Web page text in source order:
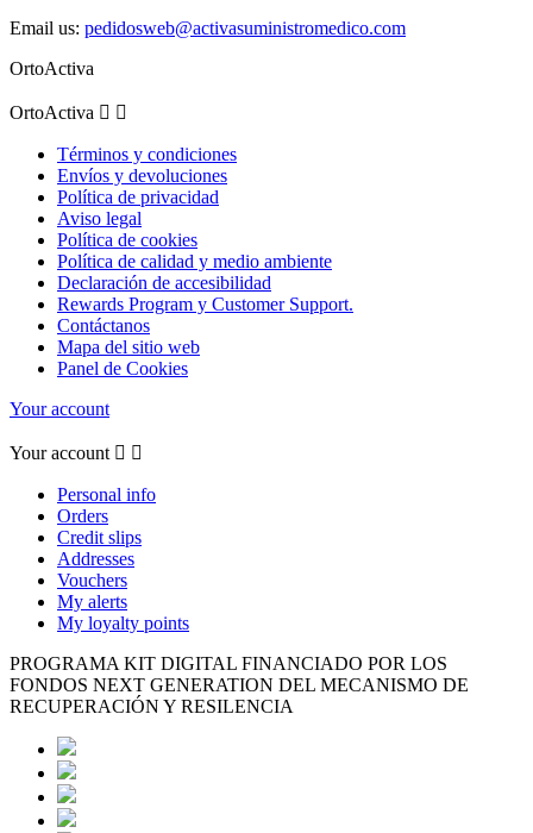
Email us: pedidosweb@activasuministromedico.com
OrtoActiva
OrtoActiva  
Términos y condiciones
Envíos y devoluciones
Política de privacidad
Aviso legal
Política de cookies
Política de calidad y medio ambiente
Declaración de accesibilidad
Rewards Program y Customer Support.
Contáctanos
Mapa del sitio web
Panel de Cookies
Your account
Your account  
Personal info
Orders
Credit slips
Addresses
Vouchers
My alerts
My loyalty points
PROGRAMA KIT DIGITAL FINANCIADO POR LOS
FONDOS NEXT GENERATION DEL MECANISMO DE
RECUPERACIÓN Y RESILENCIA